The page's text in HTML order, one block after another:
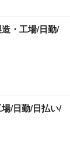
・工場/日勤/
/日勤/日払い/